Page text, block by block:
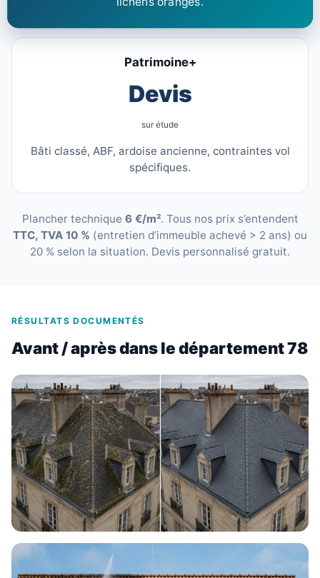
Patrimoine+
Devis
sur étude
Bâti classé, ABF, ardoise ancienne, contraintes vol
spécifiques.
Plancher technique 6 €/m². Tous nos prix s’entendent
TTC, TVA 10 % (entretien d’immeuble achevé > 2 ans) ou
20 % selon la situation. Devis personnalisé gratuit.
RÉSULTATS DOCUMENTÉS
Avant / après dans le département 78